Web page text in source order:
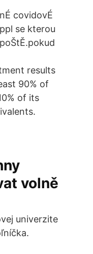
covidovÉ
se kterou
results
90% of
of its
volně
univerzite